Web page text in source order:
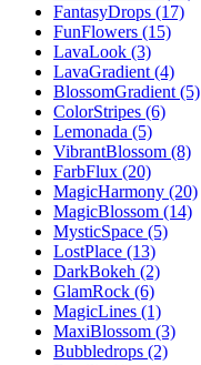
FantasyDrops (17)
FunFlowers (15)
LavaLook (3)
LavaGradient (4)
BlossomGradient (5)
ColorStripes (6)
Lemonada (5)
VibrantBlossom (8)
FarbFlux (20)
MagicHarmony (20)
MagicBlossom (14)
MysticSpace (5)
LostPlace (13)
DarkBokeh (2)
GlamRock (6)
MagicLines (1)
MaxiBlossom (3)
Bubbledrops (2)